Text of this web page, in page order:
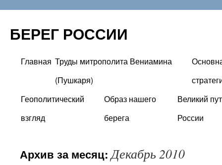
БЕРЕГ РОССИИ
Перейти
содержимому
Главная Труды митрополита Вениамина
(Пушкаря)
Геополитический
взгляд
Образ нашего
берега
Великий
России
Архив за месяц:Декабрь 2010